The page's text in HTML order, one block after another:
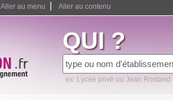
Aller au menu Aller au contenu
QUI ?
ex: Lycée privé ou Jean Rostand